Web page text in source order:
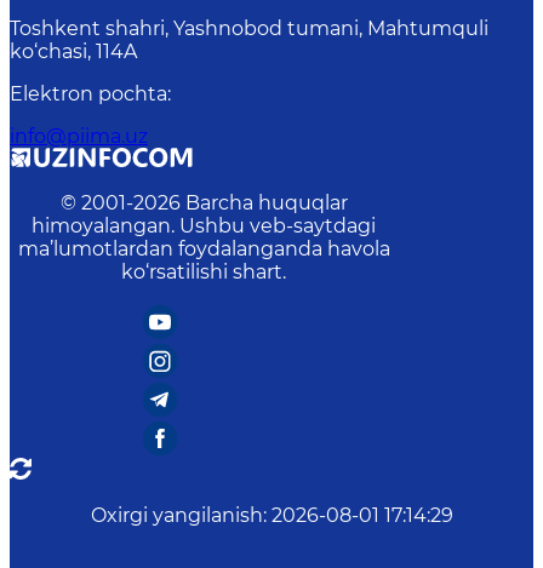
Toshkent shahri, Yashnobod tumani, Mahtumquli
ko‘chasi, 114A
Elektron pochta:
info@piima.uz
© 2001-2026 Barcha huquqlar
himoyalangan. Ushbu veb-saytdagi
ma’lumotlardan foydalanganda havola
ko‘rsatilishi shart.
Oxirgi yangilanish: 2026-08-01 17:14:29